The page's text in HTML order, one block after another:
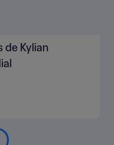
de Kylian